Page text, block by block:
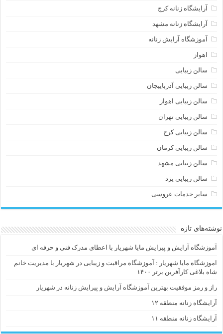
آرایشگاه زنانه کرج
آرایشگاه زنانه مشهد
آموزشگاه آرایش زنانه
اهواز
سالن زیبایی
سالن زیبایی آذرباییجان
سالن زیبایی اهواز
سالن زیبایی تهران
سالن زیبایی کرج
سالن زیبایی کرمان
سالن زیبایی مشهد
سالن زیبایی یزد
سایر خدمات عروسی
نوشته‌های تازه
آموزشگاه آرایش و پیرایش مایا شهریار با اعطای مدرک فنی و حرفه ای
اموزشگاه مایا شهریار : آموزشگاه مراقبت و زیبایی در شهریار با مدیریت خانم
شاه بلاغی کارآفرین برتر ۱۴۰۰
راز و رمز موفقیت بهترین آموزشگاه آرایش و پیرایش زنانه در شهریار
آرایشگاه زنانه منطقه ۱۲
آرایشگاه زنانه منطقه ۱۱